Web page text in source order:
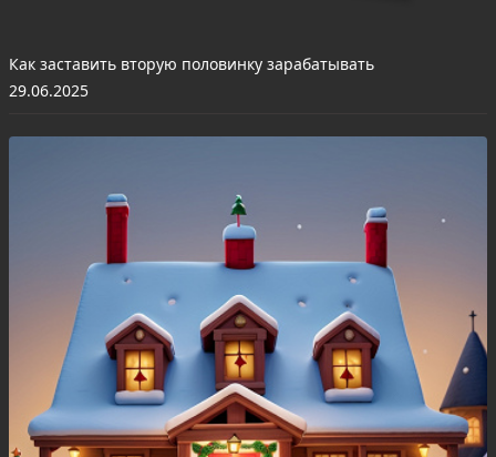
Как заставить вторую половинку зарабатывать
29.06.2025